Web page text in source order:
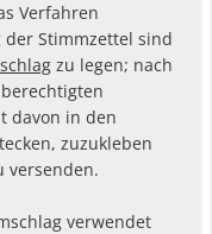
Verfahren
Stimmzettel sind
zu legen; nach
davon in den
zuzukleben
versenden.
verwendet